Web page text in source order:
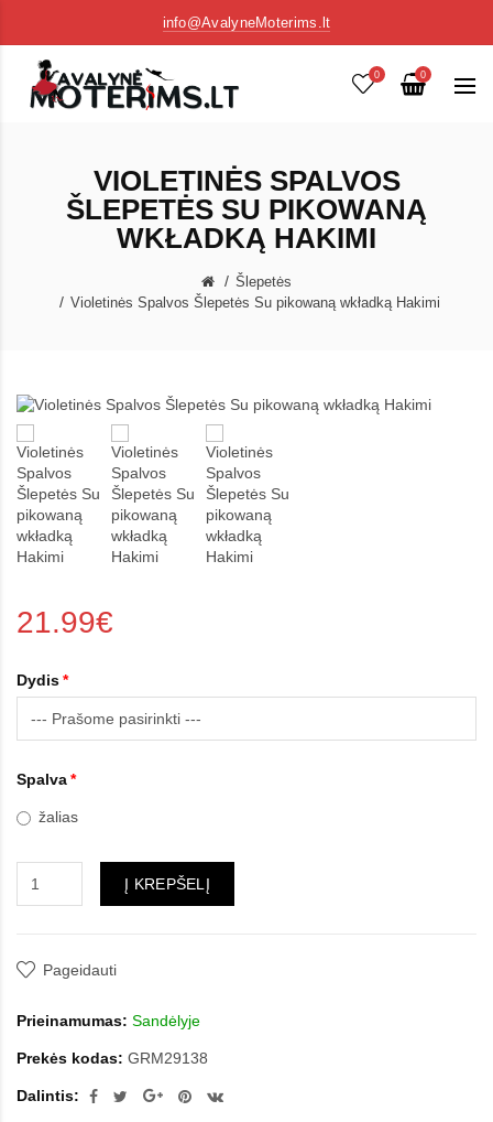
info@AvalyneMoterims.lt
0 0
VIOLETINĖS SPALVOS
ŠLEPETĖS SU PIKOWANĄ
WKŁADKĄ HAKIMI
Šlepetės
Violetinės Spalvos Šlepetės Su pikowaną wkładką Hakimi
21.99€
Dydis
Spalva
žalias
Į KREPŠELĮ
Pageidauti
Prieinamumas: Sandėlyje
Prekės kodas: GRM29138
Dalintis: